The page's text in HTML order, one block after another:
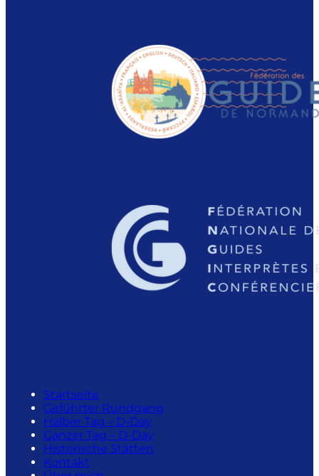
Startseite
Geführter Rundgang
Halber Tag – D-Day
Ganzer Tag – D-Day
Historische Stätten
Kontakt